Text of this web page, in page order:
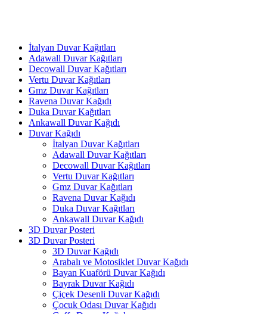
İtalyan Duvar Kağıtları
Adawall Duvar Kağıtları
Decowall Duvar Kağıtları
Vertu Duvar Kağıtları
Gmz Duvar Kağıtları
Ravena Duvar Kağıdı
Duka Duvar Kağıtları
Ankawall Duvar Kağıdı
Duvar Kağıdı
İtalyan Duvar Kağıtları
Adawall Duvar Kağıtları
Decowall Duvar Kağıtları
Vertu Duvar Kağıtları
Gmz Duvar Kağıtları
Ravena Duvar Kağıdı
Duka Duvar Kağıtları
Ankawall Duvar Kağıdı
3D Duvar Posteri
3D Duvar Posteri
3D Duvar Kağıdı
Arabalı ve Motosiklet Duvar Kağıdı
Bayan Kuaförü Duvar Kağıdı
Bayrak Duvar Kağıdı
Çiçek Desenli Duvar Kağıdı
Çocuk Odası Duvar Kağıdı